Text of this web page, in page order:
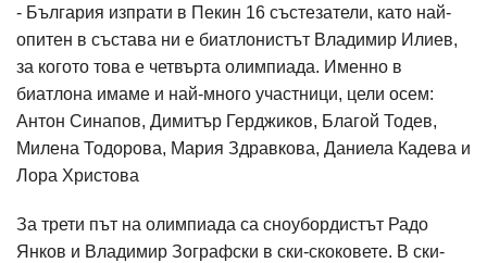
- България изпрати в Пекин 16 състезатели, като най-
опитен в състава ни е биатлонистът Владимир Илиев,
за когото това е четвърта олимпиада. Именно в
биатлона имаме и най-много участници, цели осем:
Антон Синапов, Димитър Герджиков, Благой Тодев,
Милена Тодорова, Мария Здравкова, Даниела Кадева и
Лора Христова
За трети път на олимпиада са сноубордистът Радо
Янков и Владимир Зографски в ски-скоковете. В ски-